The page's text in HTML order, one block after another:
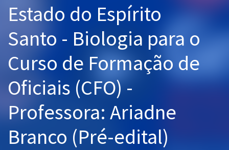
Graduação
OAB
Questões grátis
Conteúdo gratuito
Aprovados
Estado do Espírito
Santo - Biologia para o
Curso de Formação de
Oficiais (CFO) -
Professora: Ariadne
Branco (Pré-edital)